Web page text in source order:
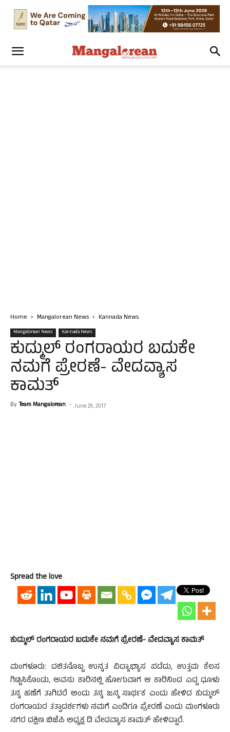
Home Mangalorean News Kannada News
Mangalorean News Kannada News
ಕುದ್ಮುಲ್ ರಂಗರಾಯರ ಬದುಕೇ
ನಮಗೆ ಪ್ರೇರಣೆ- ವೇದವ್ಯಾಸ
ಕಾಮತ್
By Team Mangalorean - June 29, 2017
Spread the love
ಕುದ್ಮುಲ್ ರಂಗರಾಯರ ಬದುಕೇ ನಮಗೆ ಪ್ರೇರಣೆ- ವೇದವ್ಯಾಸ ಕಾಮತ್
ಮಂಗಳೂರು: ದಲಿತನೊಬ್ಬ ಉನ್ನತ ವಿದ್ಯಾಭ್ಯಾಸ ಪಡೆದು, ಉತ್ತಮ ಕೆಲಸ
ಗಿಟ್ಟಿಸಿಕೊಂಡು, ಅವನು ಕಾರಿನಲ್ಲಿ ಹೋಗುವಾಗ ಆ ಕಾರಿನಿಂದ ಎದ್ದ ಧೂಳು
ತನ್ನ ಹಣೆಗೆ ತಾಗಿದರೆ ಅಂದು ತನ್ನ ಜನ್ಮ ಸಾರ್ಥಕ ಎಂದು ಹೇಳಿದ ಕುದ್ಮುಲ್
ರಂಗರಾಯರ ತತ್ವಾದರ್ಶಗಳು ನಮಗೆ ಎಂದಿಗೂ ಪ್ರೇರಣೆ ಎಂದು ಮಂಗಳೂರು
ನಗರ ದಕ್ಷಿಣ ಬಿಜೆಪಿ ಅಧ್ಯಕ್ಷ ಡಿ ವೇದವ್ಯಾಸ ಕಾಮತ್ ಹೇಳಿದ್ದಾರೆ.